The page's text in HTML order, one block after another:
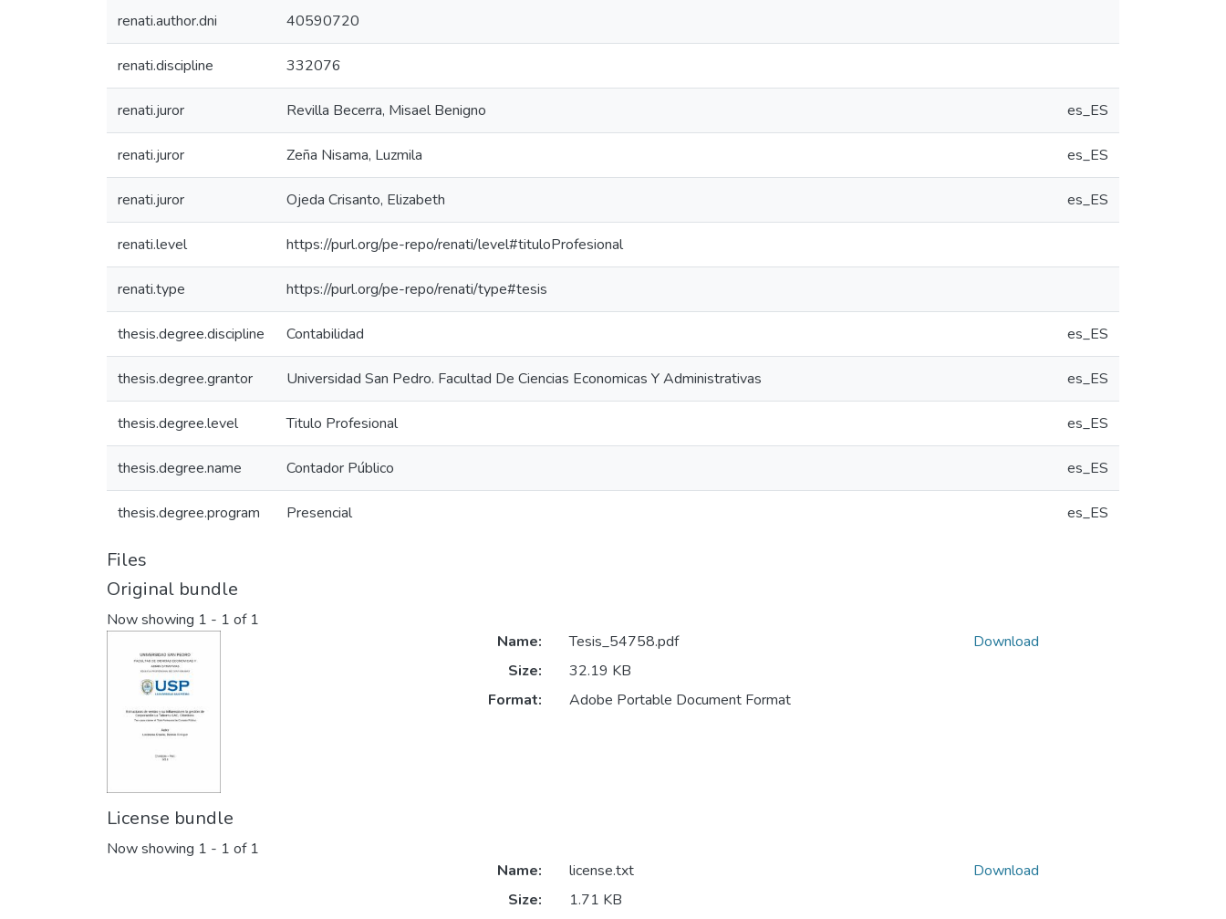
renati.author.dni 40590720
renati.discipline 332076
renati.juror Revilla Becerra, Misael Benigno es_ES
renati.juror Zeña Nisama, Luzmila es_ES
renati.juror Ojeda Crisanto, Elizabeth es_ES
renati.level https://purl.org/pe-repo/renati/level#tituloProfesional
renati.type https://purl.org/pe-repo/renati/type#tesis
thesis.degree.discipline Contabilidad es_ES
thesis.degree.grantor Universidad San Pedro. Facultad De Ciencias Economicas Y Administrativas es_ES
thesis.degree.level Titulo Profesional es_ES
thesis.degree.name Contador Público es_ES
thesis.degree.program Presencial es_ES
Files
Original bundle
Now showing 1 - 1 of 1
Name:
Tesis_54758.pdf
Size:
32.19 KB
Format:
Adobe Portable Document Format
Download
License bundle
Now showing 1 - 1 of 1
Name:
license.txt
Size:
1.71 KB
Download